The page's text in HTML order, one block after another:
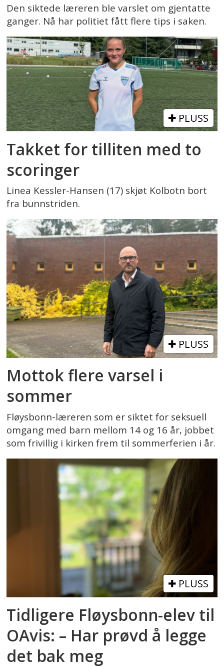
Den siktede læreren ble varslet om gjentatte
ganger. Nå har politiet fått flere tips i saken.
PLUSS
Takket for tilliten med to
scoringer
Linea Kessler-Hansen (17) skjøt Kolbotn bort
fra bunnstriden.
PLUSS
Mottok flere varsel i
sommer
Fløysbonn-læreren som er siktet for seksuell
omgang med barn mellom 14 og 16 år, jobbet
som frivillig i kirken frem til sommerferien i år.
PLUSS
Tidligere Fløysbonn-elev til
OAvis: – Har prøvd å legge
det bak meg